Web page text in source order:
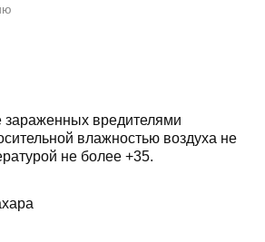
зараженных вредителями
влажностью воздуха не
не более +35.